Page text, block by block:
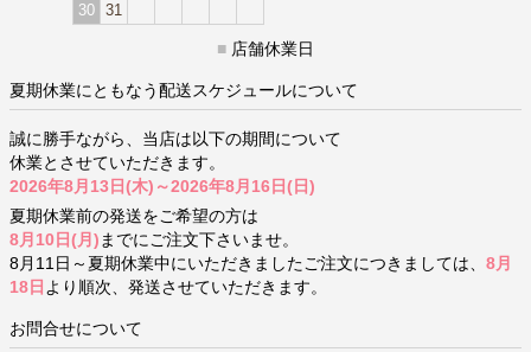
30 31
■ 店舗休業日
夏期休業にともなう配送スケジュールについて
誠に勝手ながら、当店は以下の期間について
休業とさせていただきます。
2026年8月13日(木)～2026年8月16日(日)
夏期休業前の発送をご希望の方は
8月10日(月) までにご注文下さいませ。
8月11日～夏期休業中にいただきましたご注文につきましては、 8月
18日 より順次、発送させていただきます。
お問合せについて